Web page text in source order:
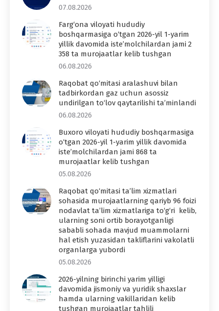
07.08.2026
Farg‘ona viloyati hududiy
boshqarmasiga o‘tgan 2026-yil 1-yarim
yillik davomida iste’molchilardan jami 2
358 ta murojaatlar kelib tushgan
06.08.2026
Raqobat qo‘mitasi aralashuvi bilan
tadbirkordan gaz uchun asossiz
undirilgan to‘lov qaytarilishi ta’minlandi
06.08.2026
Buxoro viloyati hududiy boshqarmasiga
o‘tgan 2026-yil 1-yarim yillik davomida
iste’molchilardan jami 868 ta
murojaatlar kelib tushgan
05.08.2026
Raqobat qo‘mitasi ta’lim xizmatlari
sohasida murojaatlarning qariyb 96 foizi
nodavlat ta’lim xizmatlariga to‘g‘ri kelib,
ularning soni ortib borayotganligi
sababli sohada mavjud muammolarni
hal etish yuzasidan takliflarini vakolatli
organlarga yubordi
05.08.2026
2026-yilning birinchi yarim yilligi
davomida jismoniy va yuridik shaxslar
hamda ularning vakillaridan kelib
tushgan murojaatlar tahlili